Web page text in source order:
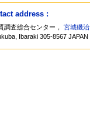
address :
調査総合センター，宮城磯治
Ibaraki 305-8567 JAPAN